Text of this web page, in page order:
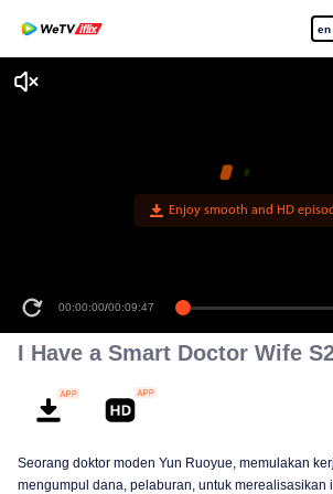
en
Enjoy smooth and HD
00:00:00/00:09:47
I Have a Smart Doctor Wife
Seorang doktor moden Yun Ruoyue, memulakan
mengumpul dana, pelaburan, untuk merealisasikan